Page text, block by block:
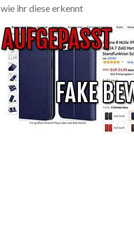
wie ihr diese erkennt